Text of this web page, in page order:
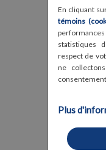
En cliquant
témoins
statistiques
respect de
ne
Plus